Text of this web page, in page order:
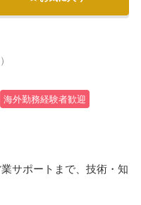
海外勤務経験者歓迎
サポートまで、技術・知